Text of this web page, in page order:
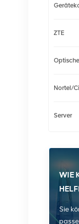
ZTE
Nortel/
Server
WIE
Sie